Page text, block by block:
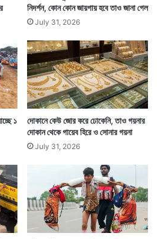
হোলির আগেই শুরু হয়ে গিয়েছিল
গান-উল্লাস-মিষ্টিমুখ। তখন অন্য
সরিয়ে হোলির প্রাক্কালে মুখ কালো
সমর্থকদের।
নিদর্শন, কোন কোন জায়গায় হবে তাও জানা গেল
July 31, 2026
১
দোকানে কেউ জোর করে ঢোকেনি, তাও গয়নার
দোকান থেকে গায়েব হিরে ও সোনার গয়না
July 31, 2026